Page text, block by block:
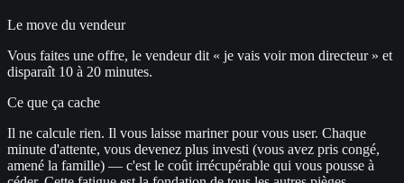
Le move du vendeur
Vous faites une offre, le vendeur dit « je vais voir mon directeur » et
disparaît 10 à 20 minutes.
Ce que ça cache
Il ne calcule rien. Il vous laisse mariner pour vous user. Chaque
minute d'attente, vous devenez plus investi (vous avez pris congé,
amené la famille) — c'est le coût irrécupérable qui vous pousse à